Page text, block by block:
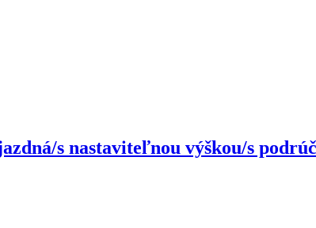
s nastaviteľnou výškou/s